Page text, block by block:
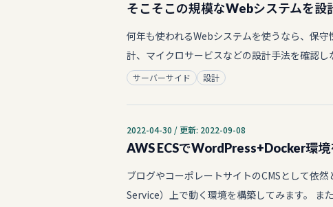
そこそこの規模なWebシステムを設
何年も使われるWebシステムを使うなら、保
計、マイクロサービスなどの設計手法を確認し
サーバーサイド 設計
2022-04-30 / 更新: 2022-09-08
AWS ECSでWordPress+Docker環境
ブログやコーポレートサイトのCMSとして依
Service）上で動く環境を構築してみます。 ま